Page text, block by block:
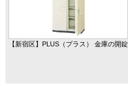
【新宿区】PLUS（プラス） 金庫の開錠